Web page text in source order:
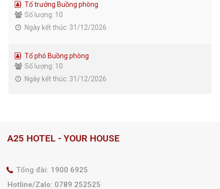
Tổ trưởng Buồng phòng
Số lượng: 10
Ngày kết thúc: 31/12/2026
Tổ phó Buồng phòng
Số lượng: 10
Ngày kết thúc: 31/12/2026
A25 HOTEL - YOUR HOUSE
Tổng đài: 1900 6925
Hotline/Zalo: 0789 252525